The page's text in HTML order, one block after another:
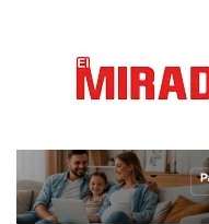
contenido
EL
Observá lo que pasa